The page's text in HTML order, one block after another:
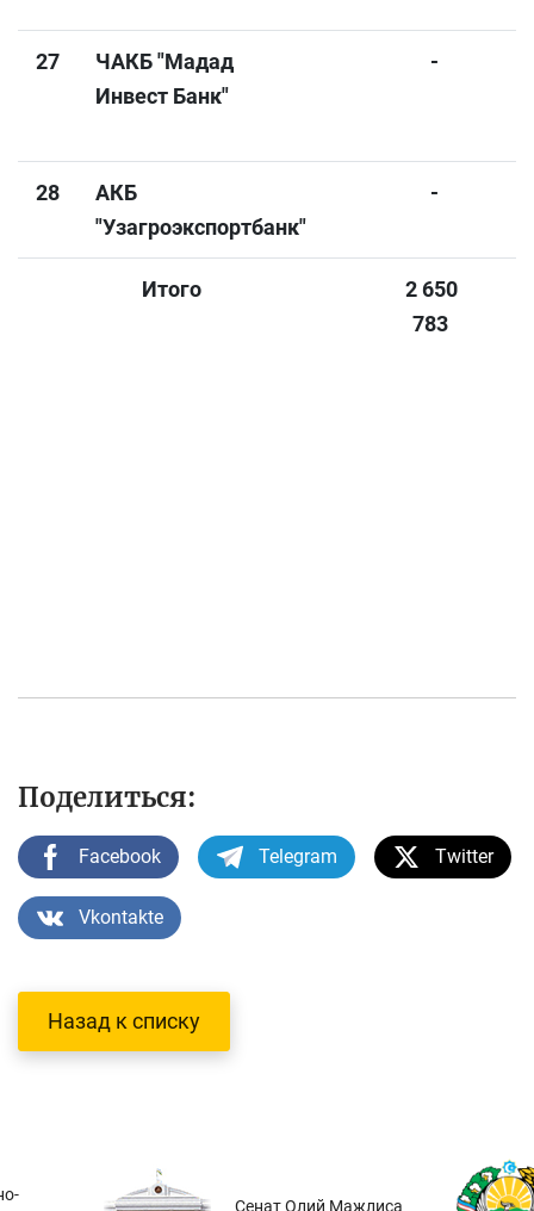
27
ЧАКБ "Мадад
Инвест Банк"
-
28
АКБ
"Узагроэкспортбанк"
-
Итого
2 650
783
Поделиться:
Facebook Telegram Twitter
Vkontakte
Назад к списку
Сенат Олий Мажлиса